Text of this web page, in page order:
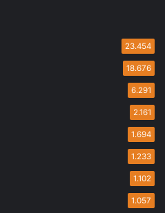
23.454
18.676
6.291
2.161
1.694
1.233
1.102
1.057